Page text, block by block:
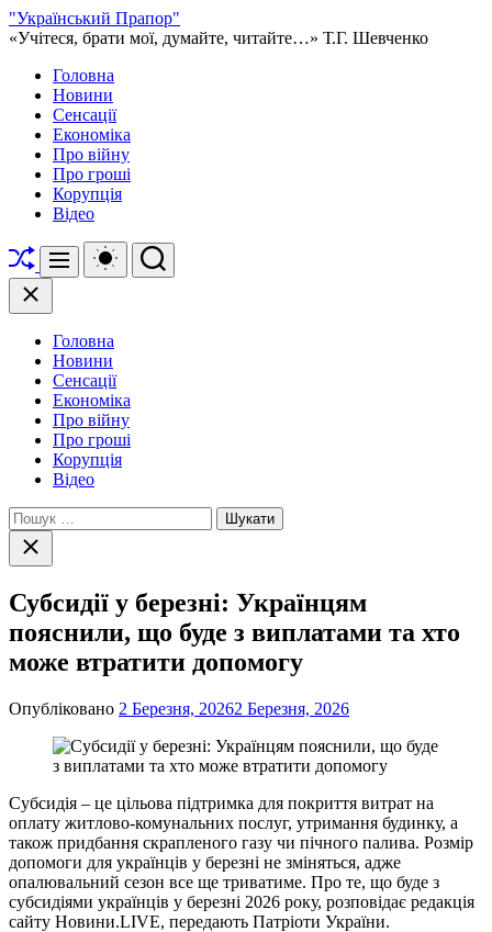
Перейти
до
"Український Прапор"
«Учітеся, брати мої, думайте, читайте…» Т.Г. Шевченко
Головна
Новини
Сенсації
Економіка
Про війну
Про гроші
Корупція
Відео
Перетасувати
Меню
Перемикач
кольорового
Пошук
Закрити
Головна
Новини
Сенсації
Економіка
Про війну
Про гроші
Корупція
Відео
Пошук:
Закрити
пошук
Субсидії у березні: Українцям
пояснили, що буде з виплатами та хто
може втратити допомогу
Опубліковано 2 Березня, 20262 Березня, 2026
Субсидія – це цільова підтримка для покриття витрат на
оплату житлово-комунальних послуг, утримання будинку, а
також придбання скрапленого газу чи пічного палива. Розмір
допомоги для українців у березні не зміняться, адже
опалювальний сезон все ще триватиме. Про те, що буде з
субсидіями українців у березні 2026 року, розповідає редакція
сайту Новини.LIVE, передають Патріоти України.